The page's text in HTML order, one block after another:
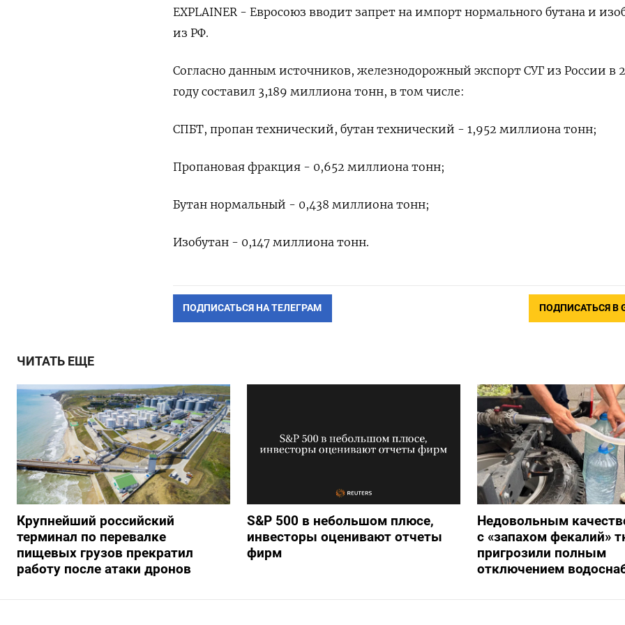
EXPLAINER - Евросоюз вводит запрет на импорт нормального бутана и
из РФ.
Согласно ‌данным источников, железнодорожный экспорт СУГ из России в
году составил 3,189 миллиона тонн, в ​том числе:
СПБТ, пропан технический, бутан технический - 1,952 миллиона тонн;
Пропановая фракция - 0,652 ‌миллиона тонн;
Бутан нормальный - 0,438 миллиона тонн;
Изобутан - 0,147 миллиона тонн.
ПОДПИСАТЬСЯ НА ТЕЛЕГРАМ ПОДПИСАТЬСЯ В
ЧИТАТЬ ЕЩЕ
Крупнейший российский
терминал по перевалке
пищевых грузов прекратил
работу после атаки дронов
S&P 500 в небольшом плюсе,
инвесторы оценивают отчеты
фирм
Недовольным
с «запахом фекалий»
пригрозили полным
отключением